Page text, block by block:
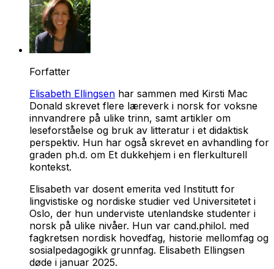
Forfatter
Elisabeth Ellingsen har sammen med Kirsti Mac
Donald skrevet flere læreverk i norsk for voksne
innvandrere på ulike trinn, samt artikler om
leseforståelse og bruk av litteratur i et didaktisk
perspektiv. Hun har også skrevet en avhandling for
graden ph.d. om Et dukkehjem i en flerkulturell
kontekst.
Elisabeth var dosent emerita ved Institutt for
lingvistiske og nordiske studier ved Universitetet i
Oslo, der hun underviste utenlandske studenter i
norsk på ulike nivåer. Hun var cand.philol. med
fagkretsen nordisk hovedfag, historie mellomfag og
sosialpedagogikk grunnfag. Elisabeth Ellingsen
døde i januar 2025.